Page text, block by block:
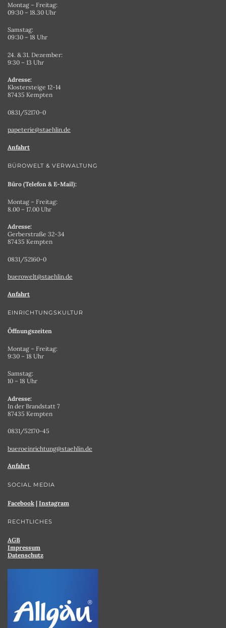
Montag – Freitag:
09:30 – 18.30 Uhr
Samstag:
09:30 – 18 Uhr
24. & 31. Dezember:
9:30 – 13 Uhr
Adresse:
Klostersteige 12-14
87435 Kempten
0831/52170-0
papeterie@staehlin.de
Anfahrt
BÜROWELT & VERWALTUNG
Büro (Telefon & E-Mail):
Montag – Freitag:
8.00 – 17.00 Uhr
Adresse:
Gerberstraße 32-34
87435 Kempten
0831/52160-0
buerowelt@staehlin.de
Anfahrt
EINRICHTUNGSKULTUR
Öffnungszeiten
Montag – Freitag:
9:30 – 18 Uhr
Samstag:
10 – 18 Uhr
Adresse:
In der Brandstatt 7
87435 Kempten
0831/52170-45
bueroeinrichtung@staehlin.de
Anfahrt
SOCIAL MEDIA
Facebook | Instagram
RECHTLICHES
AGB
Impressum
Datenschutz